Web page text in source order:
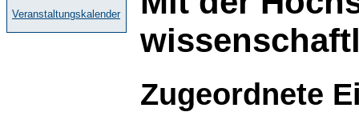
Veranstaltungskalender
Zugeordnete